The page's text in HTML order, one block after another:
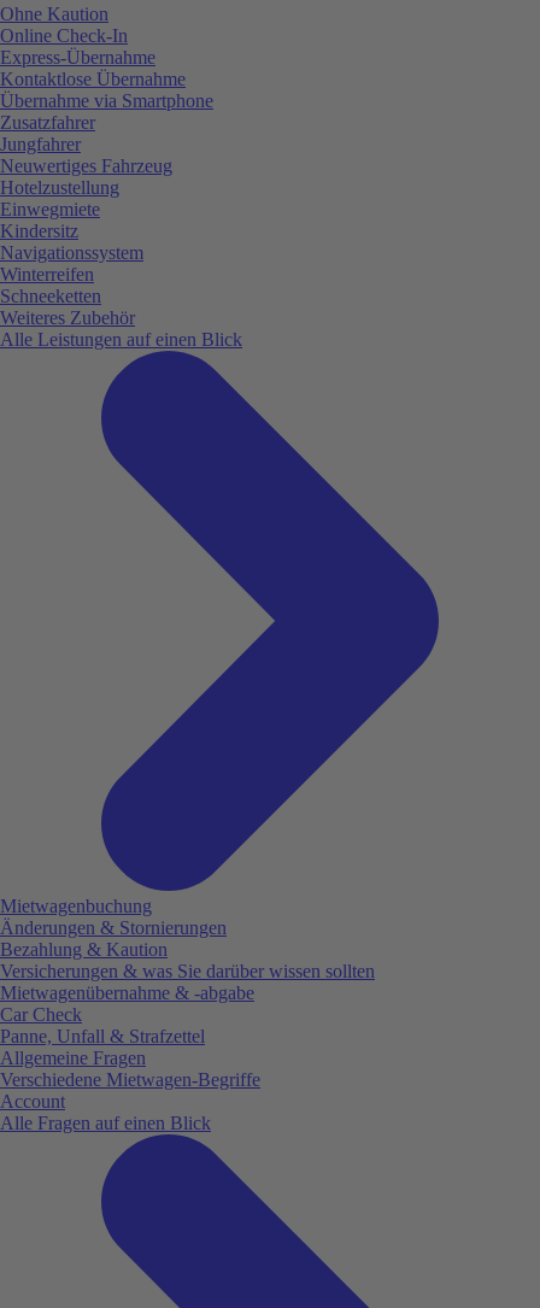
Ohne Kaution
Online Check-In
Express-Übernahme
Kontaktlose Übernahme
Übernahme via Smartphone
Zusatzfahrer
Jungfahrer
Neuwertiges Fahrzeug
Hotelzustellung
Einwegmiete
Kindersitz
Navigationssystem
Winterreifen
Schneeketten
Weiteres Zubehör
Alle Leistungen auf einen Blick
Mietwagenbuchung
Änderungen & Stornierungen
Bezahlung & Kaution
Versicherungen & was Sie darüber wissen sollten
Mietwagenübernahme & -abgabe
Car Check
Panne, Unfall & Strafzettel
Allgemeine Fragen
Verschiedene Mietwagen-Begriffe
Account
Alle Fragen auf einen Blick